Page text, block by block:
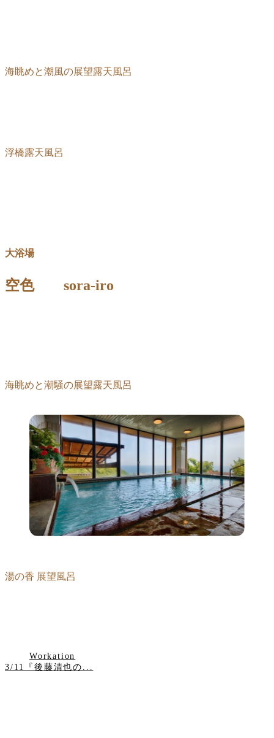
海眺めと潮風の展望露天風呂
浮橋露天風呂
大浴場
空色 sora-iro
海眺めと潮騒の展望露天風呂
湯の香 展望風呂
Workation
3/11『後藤清也の...